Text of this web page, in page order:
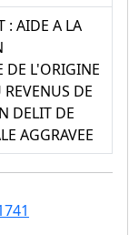
: AIDE A LA
DE L'ORIGINE
DE
DELIT DE
AGGRAVEE